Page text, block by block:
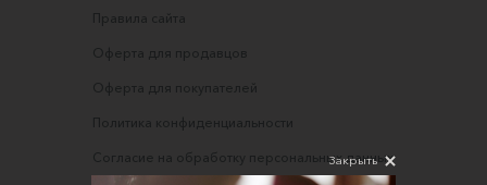
Правила сайта
Оферта для продавцов
Оферта для покупателей
Политика конфиденциальности
Согласие на обработку персональных данных
Закрыть